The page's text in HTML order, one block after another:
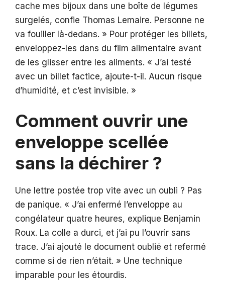
cache mes bijoux dans une boîte de légumes
surgelés, confie Thomas Lemaire. Personne ne
va fouiller là-dedans. » Pour protéger les billets,
enveloppez-les dans du film alimentaire avant
de les glisser entre les aliments. « J’ai testé
avec un billet factice, ajoute-t-il. Aucun risque
d’humidité, et c’est invisible. »
Comment ouvrir une
enveloppe scellée
sans la déchirer ?
Une lettre postée trop vite avec un oubli ? Pas
de panique. « J’ai enfermé l’enveloppe au
congélateur quatre heures, explique Benjamin
Roux. La colle a durci, et j’ai pu l’ouvrir sans
trace. J’ai ajouté le document oublié et refermé
comme si de rien n’était. » Une technique
imparable pour les étourdis.